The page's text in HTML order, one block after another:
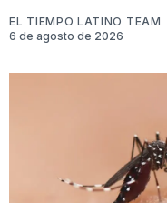
EL TIEMPO LATINO TEAM
6 de agosto de 2026